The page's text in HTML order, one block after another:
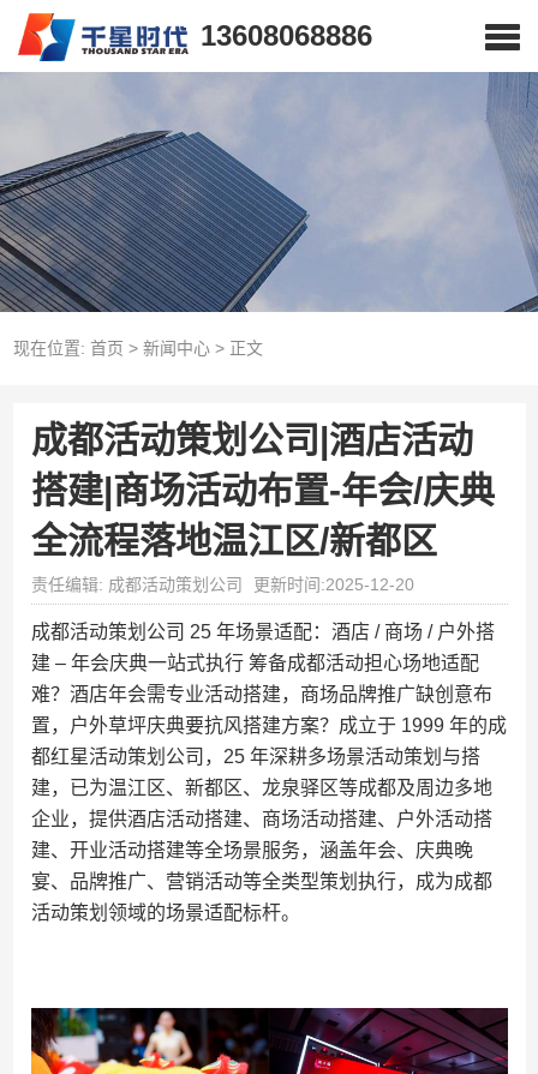
13608068886
现在位置: 首页 > 新闻中心> 正文
成都活动策划公司|酒店活动
搭建|商场活动布置-年会/庆典
全流程落地温江区/新都区
责任编辑: 成都活动策划公司 更新时间:2025-12-20
成都活动策划公司 25 年场景适配：酒店 / 商场 / 户外搭
建 – 年会庆典一站式执行​ 筹备成都活动担心场地适配
难？酒店年会需专业活动搭建，商场品牌推广缺创意布
置，户外草坪庆典要抗风搭建方案？成立于 1999 年的成
都红星活动策划公司，25 年深耕多场景活动策划与搭
建，已为温江区、新都区、龙泉驿区等成都及周边多地
企业，提供酒店活动搭建、商场活动搭建、户外活动搭
建、开业活动搭建等全场景服务，涵盖年会、庆典晚
宴、品牌推广、营销活动等全类型策划执行，成为成都
活动策划领域的场景适配标杆。